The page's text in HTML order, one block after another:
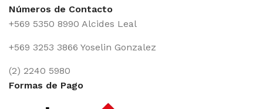
Números de Contacto
+569 5350 8990 Alcides Leal
+569 3253 3866 Yoselin Gonzalez
(2) 2240 5980
Formas de Pago